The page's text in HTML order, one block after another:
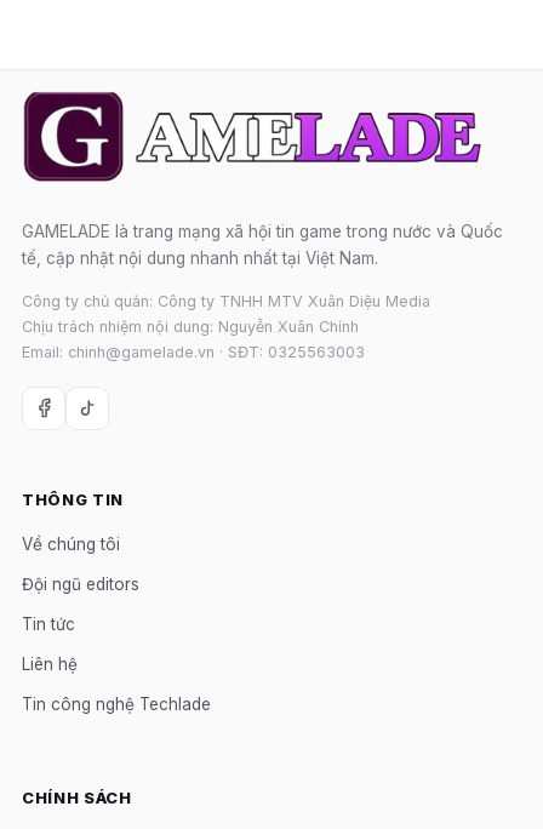
GAMELADE là trang mạng xã hội tin game trong nước và Quốc
tế, cập nhật nội dung nhanh nhất tại Việt Nam.
Công ty chủ quản: Công ty TNHH MTV Xuân Diệu Media
Chịu trách nhiệm nội dung: Nguyễn Xuân Chính
Email: chinh@gamelade.vn · SĐT: 0325563003
THÔNG TIN
Về chúng tôi
Đội ngũ editors
Tin tức
Liên hệ
Tin công nghệ Techlade
CHÍNH SÁCH